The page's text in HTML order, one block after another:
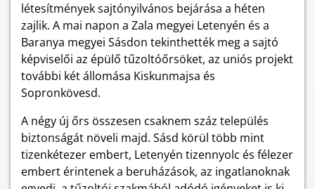
létesítmények sajtónyilvános bejárása a héten
zajlik. A mai napon a Zala megyei Letenyén és a
Baranya megyei Sásdon tekinthették meg a sajtó
képviselői az épülő tűzoltóőrsöket, az uniós projekt
további két állomása Kiskunmajsa és
Sopronkövesd.
A négy új őrs összesen csaknem száz település
biztonságát növeli majd. Sásd körül több mint
tizenkétezer embert, Letenyén tizennyolc és félezer
embert érintenek a beruházások, az ingatlanoknak